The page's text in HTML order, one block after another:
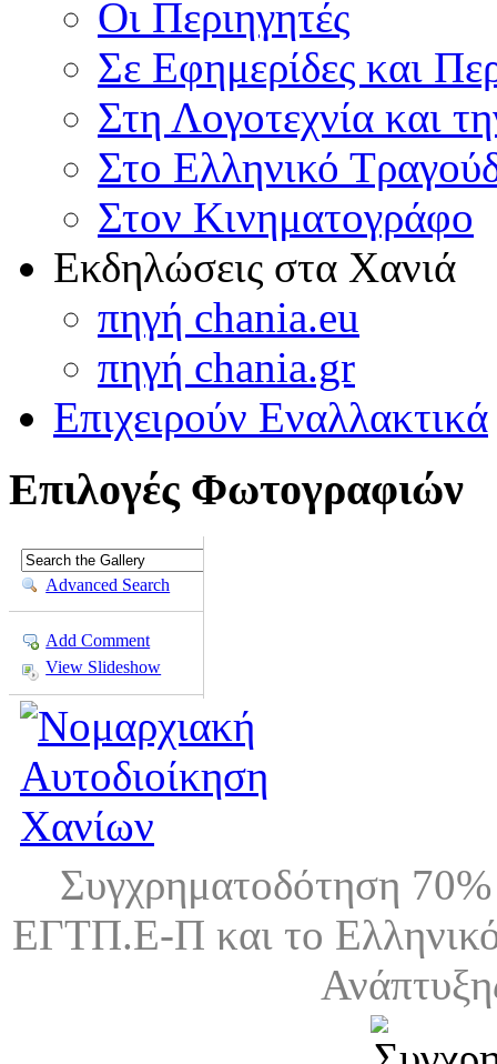
Οι Περιηγητές
Σε Εφημερίδες και
Στη Λογοτεχνία και
Στο Ελληνικό
Στον Κινηματογράφο
Εκδηλώσεις στα Χανιά
πηγή chania.eu
πηγή chania.gr
Επιχειρούν Εναλλακτικά
Επιλογές Φωτογραφιών
Advanced Search
Add Comment
View Slideshow
Συγχρηματοδότηση
ΕΓΤΠ.Ε-Π και το